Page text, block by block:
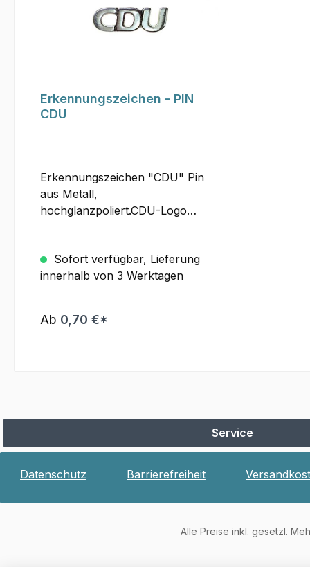
Farbausführung: 10 Stück
Erkennungszeichen - PIN
CDU
Erkennungszeichen "CDU" Pin
aus Metall,
hochglanzpoliert.CDU-Logo
gesteckt undin einem kleinen
Polytütchen verpackt.
Sofort verfügbar, Lieferung
innerhalb von 3 Werktagen
Ab 0,70 €*
Service
Datenschutz Barrierefreiheit
Alle Preise inkl. gesetzl.